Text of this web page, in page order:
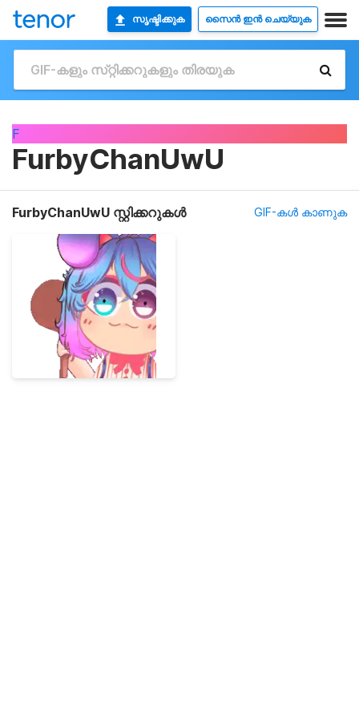
സൃഷ്ടിക്കുക സൈൻ ഇൻ ചെയ്യുക
F
FurbyChanUwU
FurbyChanUwU സ്റ്റിക്കറുകൾ GIF-കൾ കാണുക